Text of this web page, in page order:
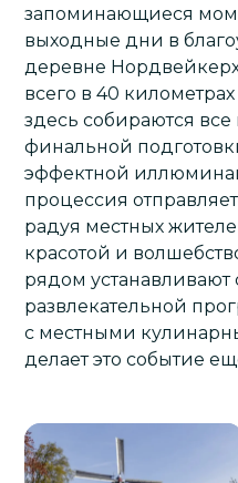
запоминающиеся
выходные дни в
деревне
всего в 40
здесь собираются
финальной
эффектной
процессия
радуя местных
красотой и
рядом устанавливают
развлекательной
с местными
делает это событие